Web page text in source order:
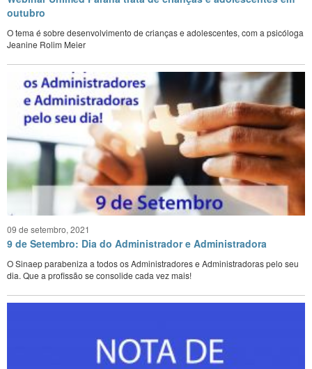
outubro
O tema é sobre desenvolvimento de crianças e adolescentes, com a psicóloga
Jeanine Rolim Meier
09 de setembro, 2021
9 de Setembro: Dia do Administrador e Administradora
O Sinaep parabeniza a todos os Administradores e Administradoras pelo seu
dia. Que a profissão se consolide cada vez mais!